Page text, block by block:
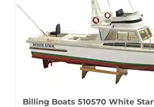
Billing Boats 510570 White Star